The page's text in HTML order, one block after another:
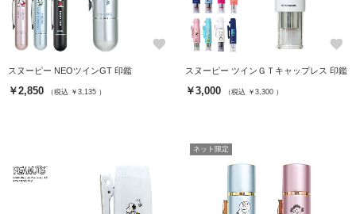
favorite
スヌーピー NEOツインGT 印鑑
￥2,850 （税込 ￥3,135 ）
favorite
スヌーピー ツインＧＴキャップレス 印鑑
￥3,000 （税込 ￥3,300 ）
ネット限定